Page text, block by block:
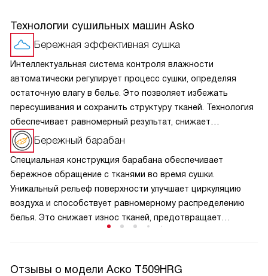
Технологии сушильных машин Asko
Бережная эффективная сушка
Интеллектуальная система контроля влажности
автоматически регулирует процесс сушки, определяя
остаточную влагу в белье. Это позволяет избежать
пересушивания и сохранить структуру тканей. Технология
обеспечивает равномерный результат, снижает
энергопотребление и повышает эффективность работы,
делая процесс более бережным и удобным при
ежедневном использовании.
Бережный барабан
Специальная конструкция барабана обеспечивает
бережное обращение с тканями во время сушки.
Уникальный рельеф поверхности улучшает циркуляцию
воздуха и способствует равномерному распределению
белья. Это снижает износ тканей, предотвращает
Отзывы о модели Аско T509HRG